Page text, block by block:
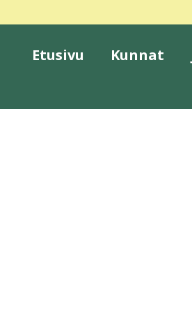
Etusivu Kunnat